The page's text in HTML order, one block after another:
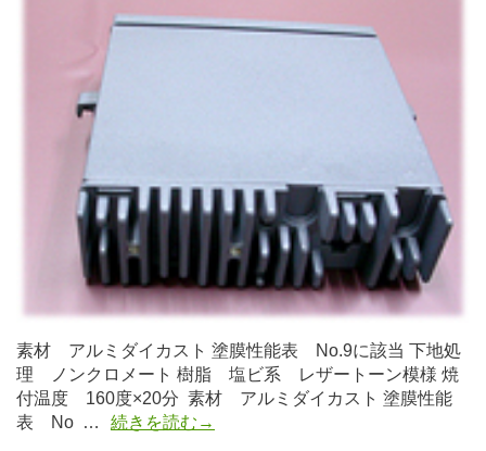
素材 アルミダイカスト 塗膜性能表 No.9に該当 下地処
理 ノンクロメート 樹脂 塩ビ系 レザートーン模様 焼
付温度 160度×20分 素材 アルミダイカスト 塗膜性能
表 No …
続きを読む→